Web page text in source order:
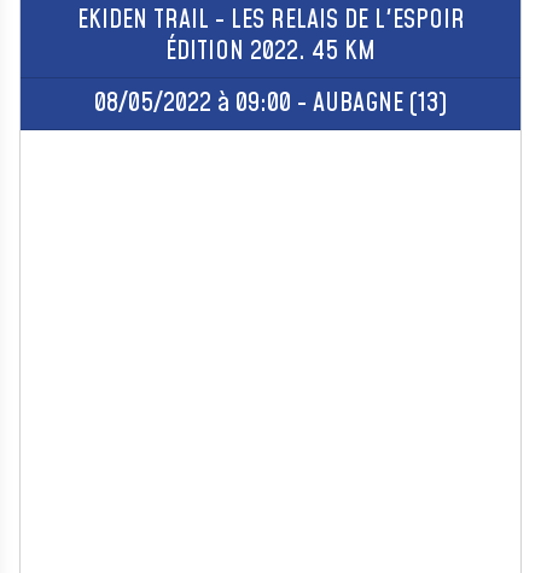
EKIDEN TRAIL - LES RELAIS DE L'ESPOIR
ÉDITION 2022. 45 KM
08/05/2022 à 09:00 - AUBAGNE (13)